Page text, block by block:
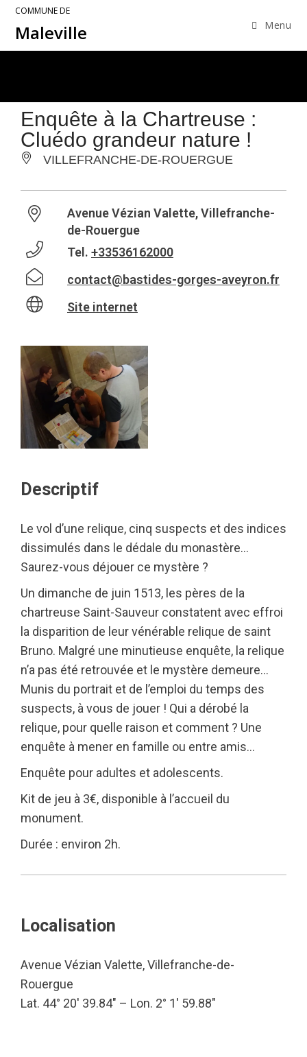
COMMUNE DE
Maleville Menu
Enquête à la Chartreuse :
Cluédo grandeur nature !
VILLEFRANCHE-DE-ROUERGUE
Avenue Vézian Valette, Villefranche-
de-Rouergue
Tel. +33536162000
contact@bastides-gorges-aveyron.fr
Site internet
Descriptif
Le vol d’une relique, cinq suspects et des indices
dissimulés dans le dédale du monastère…
Saurez-vous déjouer ce mystère ?
Un dimanche de juin 1513, les pères de la
chartreuse Saint-Sauveur constatent avec effroi
la disparition de leur vénérable relique de saint
Bruno. Malgré une minutieuse enquête, la relique
n’a pas été retrouvée et le mystère demeure…
Munis du portrait et de l’emploi du temps des
suspects, à vous de jouer ! Qui a dérobé la
relique, pour quelle raison et comment ? Une
enquête à mener en famille ou entre amis…
Enquête pour adultes et adolescents.
Kit de jeu à 3€, disponible à l’accueil du
monument.
Durée : environ 2h.
Localisation
Avenue Vézian Valette, Villefranche-de-
Rouergue
Lat. 44° 20′ 39.84″ – Lon. 2° 1′ 59.88″